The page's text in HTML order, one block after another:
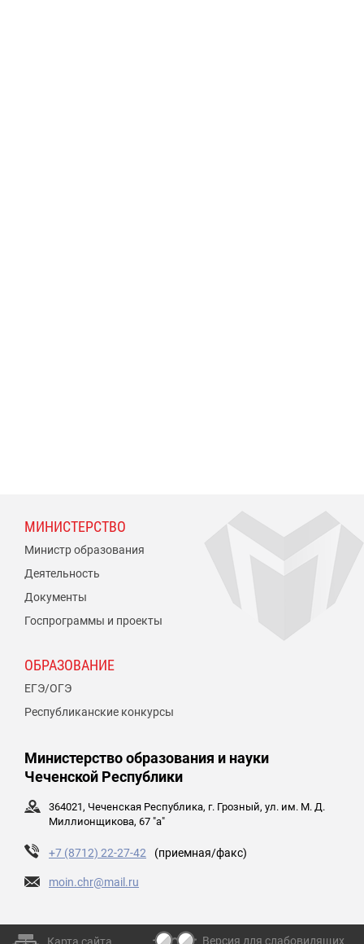
МИНИСТЕРСТВО
Министр образования
Деятельность
Документы
Госпрограммы и проекты
ОБРАЗОВАНИЕ
ЕГЭ/ОГЭ
Республиканские конкурсы
Министерство образования и науки
Чеченской Республики
364021, Чеченская Республика, г. Грозный, ул. им. М. Д.
Миллионщикова, 67 "а"
+7 (8712) 22-27-42 (приемная/факс)
moin.chr@mail.ru
Версия для слабовидящих